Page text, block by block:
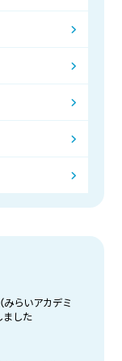
みらいアカデミ
ました